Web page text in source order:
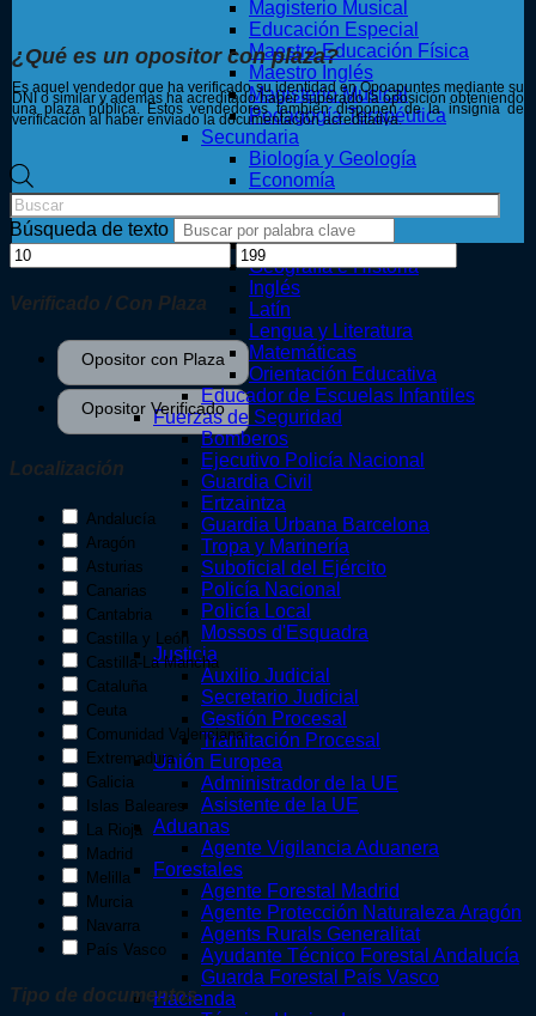
Magisterio Musical
Educación Especial
Maestro Educación Física
Maestro Inglés
Magisterio Musical
Pedagogía Terapéutica
Secundaria
Biología y Geología
Economía
Educación Física
Filosofía
Física y Química
Geografía e Historia
Inglés
Latín
Lengua y Literatura
Matemáticas
Orientación Educativa
Educador de Escuelas Infantiles
Fuerzas de Seguridad
Bomberos
Ejecutivo Policía Nacional
Guardia Civil
Ertzaintza
Guardia Urbana Barcelona
Tropa y Marinería
Suboficial del Ejército
Policía Nacional
Policía Local
Mossos d'Esquadra
Justicia
Auxilio Judicial
Secretario Judicial
Gestión Procesal
Tramitación Procesal
Unión Europea
Administrador de la UE
Asistente de la UE
Aduanas
Agente Vigilancia Aduanera
Forestales
Agente Forestal Madrid
Agente Protección Naturaleza Aragón
Agents Rurals Generalitat
Ayudante Técnico Forestal Andalucía
Guarda Forestal País Vasco
Hacienda
¿Qué es un opositor con plaza?
Es aquel vendedor que ha verificado su identidad en Opoapuntes mediante su
DNI o similar y además ha acreditado haber superado la oposición obteniendo
una plaza pública. Estos vendedores también disponen de la insignia de
verificación al haber enviado la documentación acreditativa.
de
productos
Búsqueda de texto
Verificado / Con Plaza
Opositor con Plaza
Opositor con Plaza
Opositor Verificado
Opositor Verificado
Localización
Andalucía
Aragón
Asturias
Canarias
Cantabria
Castilla y León
Castilla-La Mancha
Cataluña
Ceuta
Comunidad Valenciana
Extremadura
Galicia
Islas Baleares
La Rioja
Madrid
Melilla
Murcia
Navarra
País Vasco
Tipo de documentos